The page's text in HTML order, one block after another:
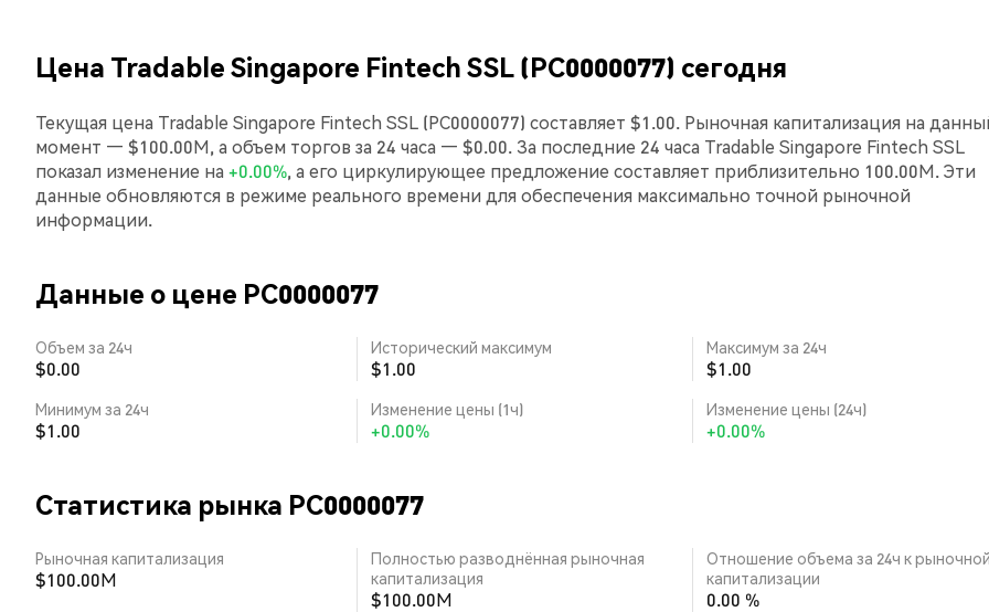
Цена Tradable Singapore Fintech SSL (PC0000077) сегодня
Текущая цена Tradable Singapore Fintech SSL (PC0000077) составляет $1.00. Рыночная капитализация на
момент — $100.00M, а объем торгов за 24 часа — $0.00. За последние 24 часа Tradable Singapore Fintech SSL
показал изменение на +0.00%, а его циркулирующее предложение составляет приблизительно 100.00M. Эти
данные обновляются в режиме реального времени для обеспечения максимально точной рыночной
информации.
Данные о цене PC0000077
Объем за 24ч
$0.00
Исторический максимум
$1.00
Максимум за 24ч
$1.00
Минимум за 24ч
$1.00
Изменение цены (1ч)
+0.00%
Изменение цены (24ч)
+0.00%
Статистика рынка PC0000077
Рыночная капитализация
$100.00M
Полностью разводнённая рыночная
капитализация
$100.00M
Отношение объема за 24ч к
капитализации
0.00 %